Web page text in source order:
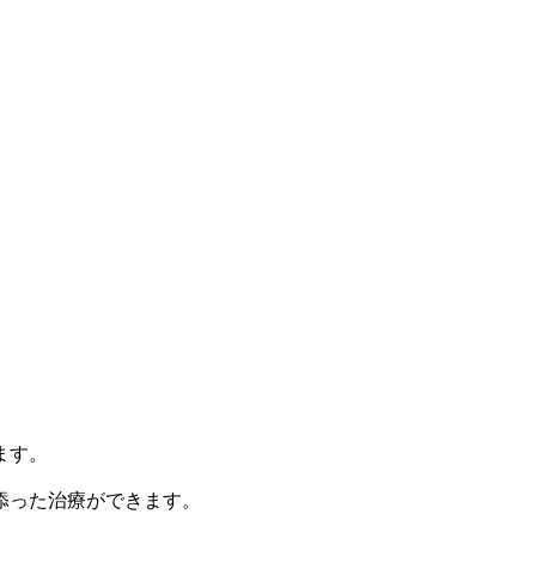
。
た治療ができます。